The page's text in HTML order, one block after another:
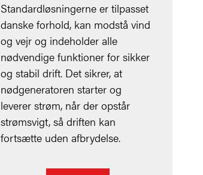
Standardløsningerne er tilpasset
danske forhold, kan modstå vind
og vejr og indeholder alle
nødvendige funktioner for sikker
og stabil drift. Det sikrer, at
nødgeneratoren starter og
leverer strøm, når der opstår
strømsvigt, så driften kan
fortsætte uden afbrydelse.